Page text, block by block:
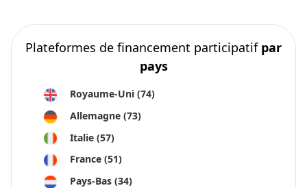
Plateformes de financement participatif par
pays
Royaume-Uni (74)
Allemagne (73)
Italie (57)
France (51)
Pays-Bas (34)